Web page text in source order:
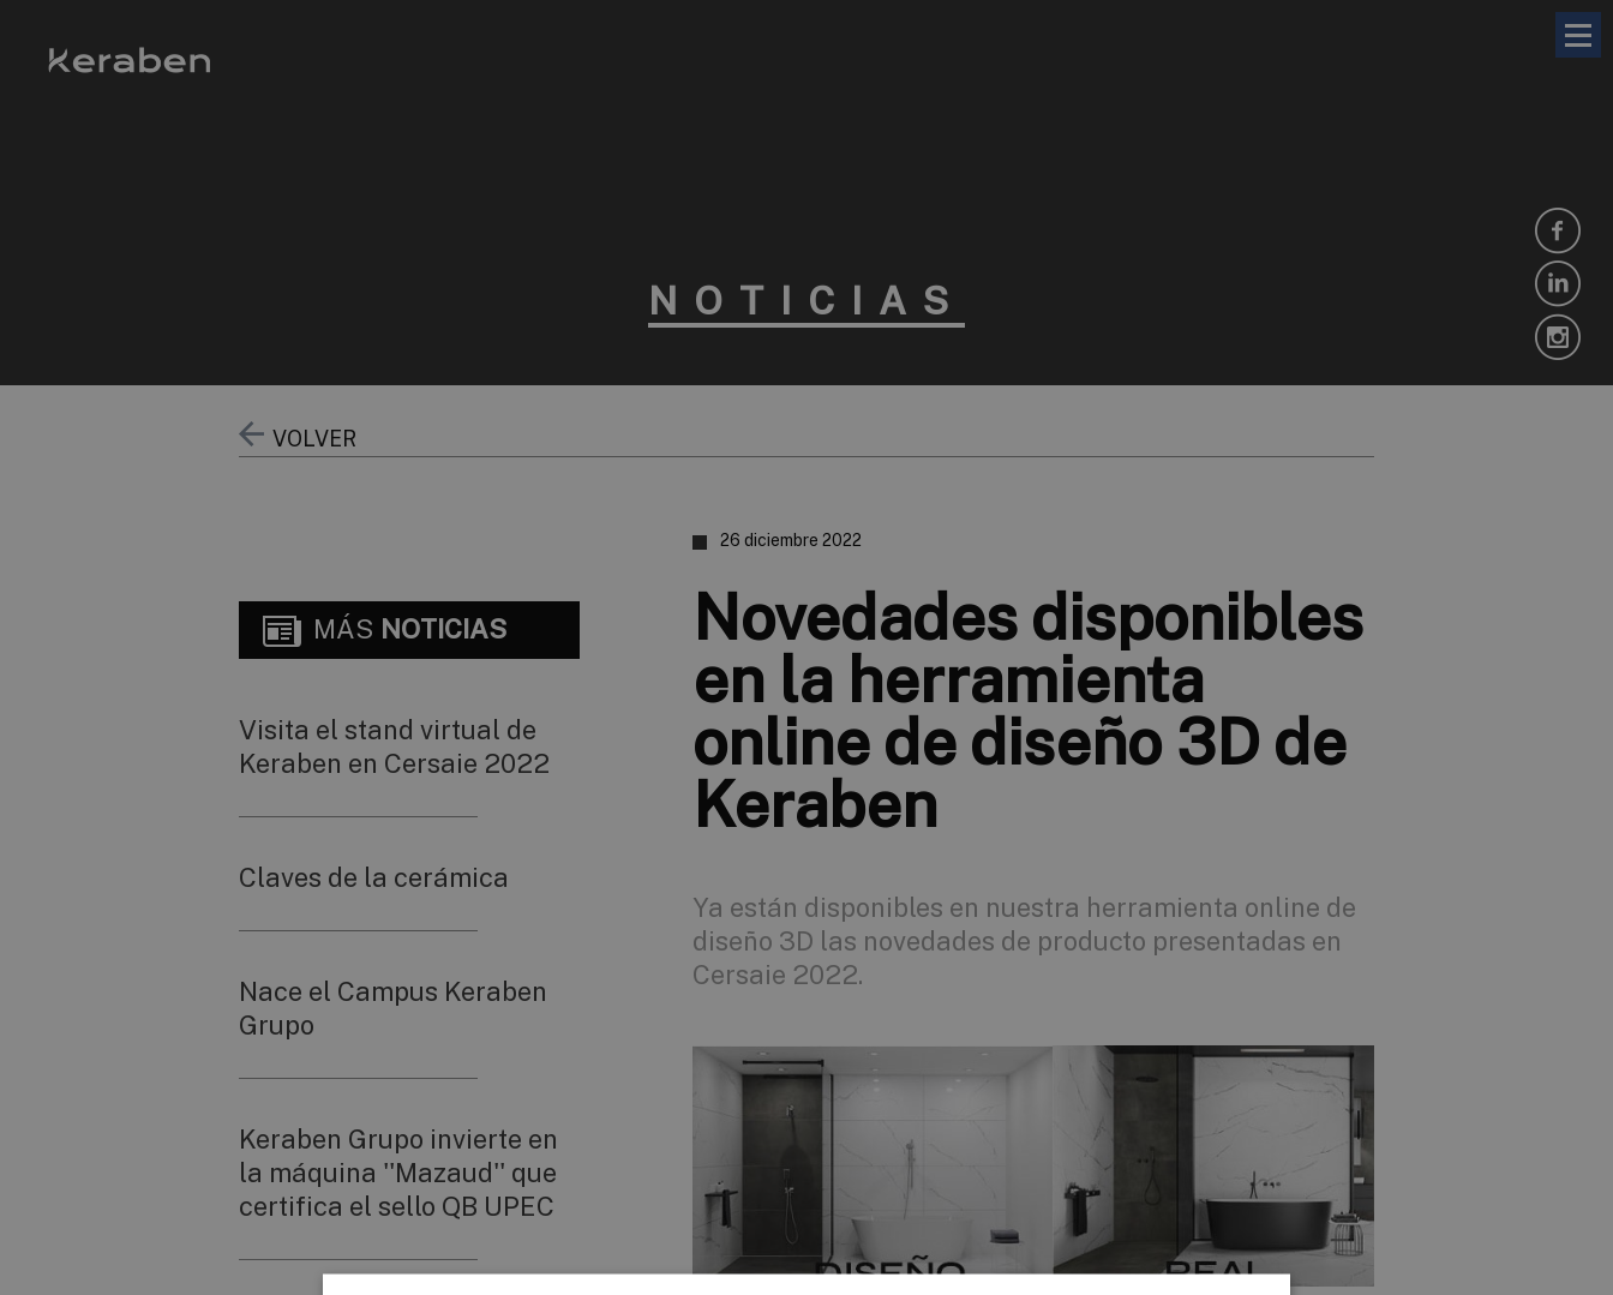
NOTICIAS
VOLVER
26 diciembre 2022
Novedades disponibles
en la herramienta
online de diseño 3D de
Keraben
Ya están disponibles en nuestra herramienta online de
diseño 3D las novedades de producto presentadas en
Cersaie 2022.
MÁS NOTICIAS
Visita el stand virtual de
Keraben en Cersaie 2022
Claves de la cerámica
Nace el Campus Keraben
Grupo
Keraben Grupo invierte en
la máquina ''Mazaud'' que
certifica el sello QB UPEC